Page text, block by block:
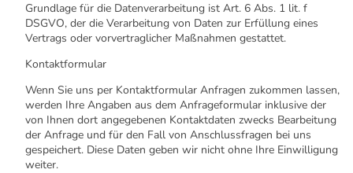
Grundlage für die Datenverarbeitung ist Art. 6 Abs. 1 lit. f
DSGVO, der die Verarbeitung von Daten zur Erfüllung eines
Vertrags oder vorvertraglicher Maßnahmen gestattet.
Kontaktformular
Wenn Sie uns per Kontaktformular Anfragen zukommen lassen,
werden Ihre Angaben aus dem Anfrageformular inklusive der
von Ihnen dort angegebenen Kontaktdaten zwecks Bearbeitung
der Anfrage und für den Fall von Anschlussfragen bei uns
gespeichert. Diese Daten geben wir nicht ohne Ihre Einwilligung
weiter.